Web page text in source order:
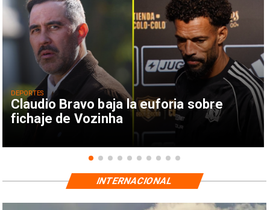
Claudio Bravo baja la euforia sobre
fichaje de Vozinha
DEPORTES
INTERNACIONAL